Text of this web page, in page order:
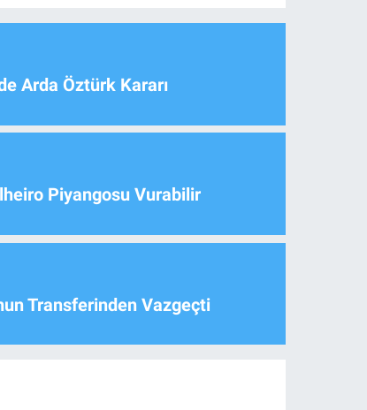
Arda Öztürk Kararı
Piyangosu Vurabilir
Transferinden Vazgeçti